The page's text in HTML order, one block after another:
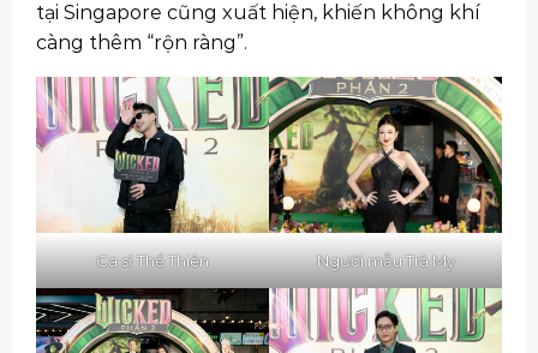
tại Singapore cũng xuất hiện, khiến không khí
càng thêm “rộn ràng”.
Ca sĩ Thể Thiên Người mẫu Trà My